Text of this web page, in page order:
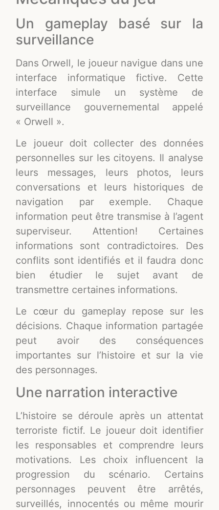
Un gameplay basé sur la
surveillance
Dans Orwell, le joueur navigue dans une
interface informatique fictive. Cette
interface simule un système de
surveillance gouvernemental appelé
« Orwell ».
Le joueur doit collecter des données
personnelles sur les citoyens. Il analyse
leurs messages, leurs photos, leurs
conversations et leurs historiques de
navigation par exemple. Chaque
information peut être transmise à l’agent
superviseur. Attention! Certaines
informations sont contradictoires. Des
conflits sont identifiés et il faudra donc
bien étudier le sujet avant de
transmettre certaines informations.
Le cœur du gameplay repose sur les
décisions. Chaque information partagée
peut avoir des conséquences
importantes sur l’histoire et sur la vie
des personnages.
Une narration interactive
L’histoire se déroule après un attentat
terroriste fictif. Le joueur doit identifier
les responsables et comprendre leurs
motivations. Les choix influencent la
progression du scénario. Certains
personnages peuvent être arrêtés,
surveillés, innocentés ou même mourir